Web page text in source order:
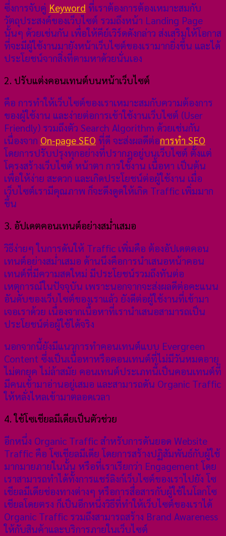
ซึ่งการจับคู่ Keyword ที่เราต้องการต้องเหมาะสมกับ
วัตถุประสงค์ของเว็บไซต์ รวมถึงหน้า Landing Page
นั้นๆ ด้วยเช่นกัน เพื่อให้คีย์เวิร์ดดังกล่าว ส่งเสริมให้โอกาส
ที่จะมีผู้ใช้งานมายังหน้าเว็บไซต์ของเรามากยิ่งขึ้น และได้
ประโยชน์จากสิ่งที่ตามหาด้วยนั่นเอง
2. ปรับแต่งคอนเทนต์บนหน้าเว็บไซต์
คือ การทำให้เว็บไซต์ของเราเหมาะสมกับความต้องการ
ของผู้ใช้งาน และง่ายต่อการเข้าใช้งานเว็บไซต์ (User
Friendly) รวมถึงตัว Search Algorithm ด้วยเช่นกัน
เนื่องจาก On-page SEO ที่ดี จะส่งผลดีต่อการทำ SEO
โดยการปรับปรุงทุกอย่างที่ปรากฎอยู่บนเว็บไซต์ ตั้งแต่
โครงสร้างเว็บไซต์ หน้าตา การใช้งาน เนื้อหา เป็นต้น
เพื่อให้ง่าย สะดวก และเกิดประโยชน์ต่อผู้ใช้งาน เมื่อ
เว็บไซต์เรามีคุณภาพ ก็จะดึงดูดให้เกิด Traffic เพิ่มมาก
ขึ้น
3. อัปเดตคอนเทนต์อย่างสม่ำเสมอ
วิธีง่ายๆ ในการดันให้ Traffic เพิ่มคือ ต้องอัปเดตคอน
เทนต์อย่างสม่ำเสมอ ด้านนึงคือการนำเสนอหน้าคอน
เทนต์ที่มีความสดใหม่ มีประโยชน์รวมถึงทันต่อ
เหตุการณ์ในปัจจุบัน เพราะนอกจากจะส่งผลดีต่อคะแนน
อันดับของเว็บไซต์ของเราแล้ว ยังดีต่อผู้ใช้งานที่เข้ามา
เจอเราด้วย เนื่องจากเนื้อหาที่เรานำเสนอสามารถเป็น
ประโยชน์ต่อผู้ใช้ได้จริง
นอกจากนี้ยังมีแนวการทำคอนเทนต์แบบ Evergreen
Content ซึ่งเป็นเนื้อหาหรือคอนเทนต์ที่ไม่มีวันหมดอายุ
ไม่ตกยุค ไม่ล้าสมัย คอนเทนต์ประเภทนี้เป็นคอนเทนต์ที่
มีคนเข้ามาอ่านอยู่เสมอ และสามารถดัน Organic Traffic
ให้หลั่งไหลเข้ามาตลอดเวลา
4. ใช้โซเชียลมีเดียเป็นตัวช่วย
อีกหนึ่ง Organic Traffic สำหรับการดันยอด Website
Traffic คือ โซเชียลมีเดีย โดยการสร้างปฏิสัมพันธ์กับผู้ใช้
มากมายภายในนั้น หรือที่เราเรียกว่า Engagement โดย
เราสามารถทำได้ทั้งการแชร์ลิงก์เว็บไซต์ของเราไปยัง โซ
เชียลมีเดียช่องทางต่างๆ หรือการสื่อสารกับผู้ใช้ในโลกโซ
เชียลโดยตรง ก็เป็นอีกหนึ่งวิธีที่ทำให้เว็บไซต์ของเราได้
Organic Traffic รวมถึงสามารถสร้าง Brand Awareness
ให้กับสินค้าและบริการภายในเว็บไซต์